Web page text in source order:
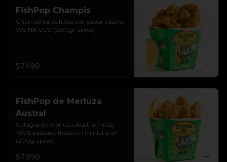
FishPop Champis
Champiñones fritos con sabor casero.
WE NA SOS! (200gr aprox)
$7.490
FishPop de Merluza
Austral
Calugas de merluza Austral fritas.
100% pescado fresco en miniatura!
(200g aprox)
$7.990